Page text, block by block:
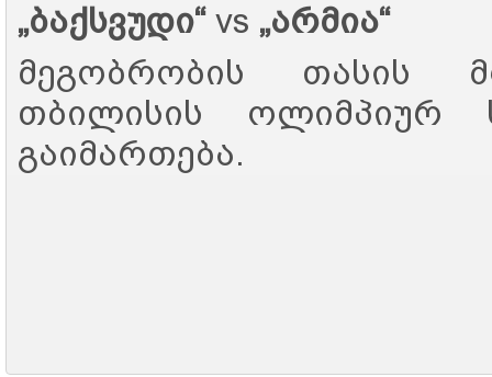
„ბაქსვუდი“ vs „არმია“
მეგობრობის თასის
თბილისის ოლიმპიურ
გაიმართება.